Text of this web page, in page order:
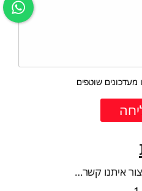
מעדכונים שוטפים
איתנו קשר…